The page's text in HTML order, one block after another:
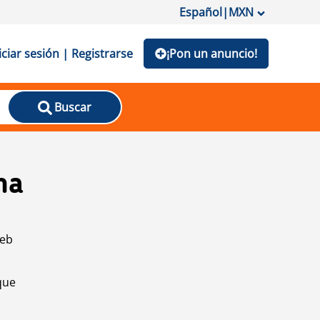
Español|MXN
sesión | Registrarse ¡Pon un anuncio!
Buscar